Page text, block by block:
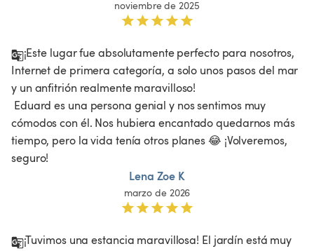
noviembre de 2025
¡Este lugar fue absolutamente perfecto para nosotros,
Internet de primera categoría, a solo unos pasos del mar
y un anfitrión realmente maravilloso!
cómodos con él. Nos hubiera encantado quedarnos más
tiempo, pero la vida tenía otros planes 😂 ¡Volveremos,
seguro!
Lena Zoe K
marzo de 2026
¡Tuvimos una estancia maravillosa! El jardín está muy